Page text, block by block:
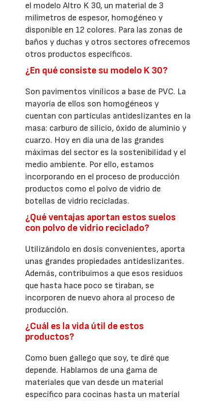
el modelo Altro K 30, un material de 3
milímetros de espesor, homogéneo y
disponible en 12 colores. Para las zonas de
baños y duchas y otros sectores ofrecemos
otros productos específicos.
¿En qué consiste su modelo K 30?
Son pavimentos vinílicos a base de PVC. La
mayoría de ellos son homogéneos y
cuentan con partículas antideslizantes en la
masa: carburo de silicio, óxido de aluminio y
cuarzo. Hoy en día una de las grandes
máximas del sector es la sostenibilidad y el
medio ambiente. Por ello, estamos
incorporando en el proceso de producción
productos como el polvo de vidrio de
botellas de vidrio recicladas.
¿Qué ventajas aportan estos suelos
con polvo de vidrio reciclado?
Utilizándolo en dosis convenientes, aporta
unas grandes propiedades antideslizantes.
Además, contribuimos a que esos residuos
que hasta hace poco se tiraban, se
incorporen de nuevo ahora al proceso de
producción.
¿Cuál es la vida útil de estos
productos?
Como buen gallego que soy, te diré que
depende. Hablamos de una gama de
materiales que van desde un material
específico para cocinas hasta un material